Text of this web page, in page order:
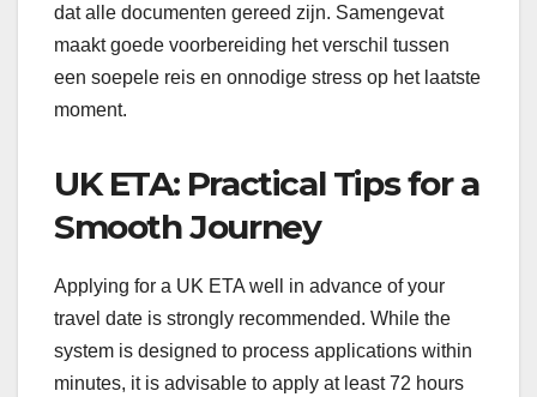
dat alle documenten gereed zijn. Samengevat
maakt goede voorbereiding het verschil tussen
een soepele reis en onnodige stress op het laatste
moment.
UK ETA: Practical Tips for a
Smooth Journey
Applying for a UK ETA well in advance of your
travel date is strongly recommended. While the
system is designed to process applications within
minutes, it is advisable to apply at least 72 hours